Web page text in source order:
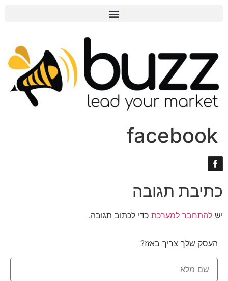
facebook
כתיבת תגובה
יש להתחבר למערכת כדי לכתוב תגובה.
העסק שלך צריך באזז?